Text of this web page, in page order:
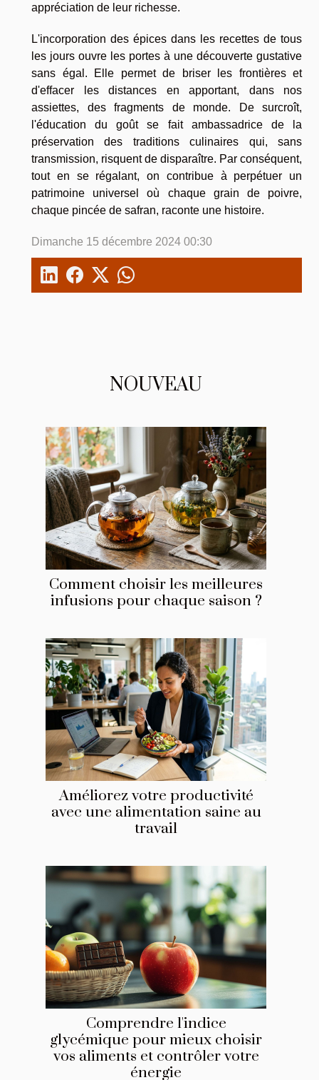
NOUVEAU
Comment choisir les meilleures
infusions pour chaque saison ?
Améliorez votre productivité
avec une alimentation saine au
travail
Comprendre l'indice
glycémique pour mieux choisir
vos aliments et contrôler votre
énergie
appréciation de leur richesse.
L'incorporation des épices dans les recettes de tous
les jours ouvre les portes à une découverte gustative
sans égal. Elle permet de briser les frontières et
d'effacer les distances en apportant, dans nos
assiettes, des fragments de monde. De surcroît,
l'éducation du goût se fait ambassadrice de la
préservation des traditions culinaires qui, sans
transmission, risquent de disparaître. Par conséquent,
tout en se régalant, on contribue à perpétuer un
patrimoine universel où chaque grain de poivre,
chaque pincée de safran, raconte une histoire.
Dimanche 15 décembre 2024 00:30